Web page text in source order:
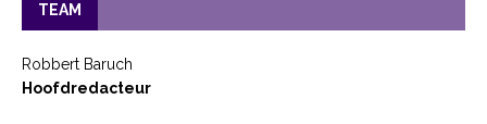
TEAM
Robbert Baruch
Hoofdredacteur